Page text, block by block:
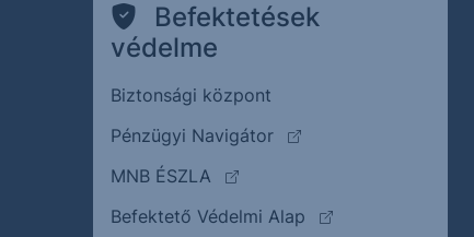
Befektetések
védelme
Biztonsági központ
Pénzügyi Navigátor
(külső oldalra ugrik)
MNB ÉSZLA
(külső oldalra ugrik)
Befektető Védelmi Alap
(külső oldalra